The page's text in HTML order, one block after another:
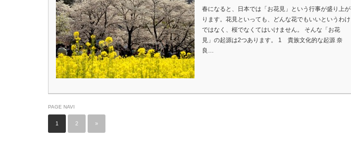
春になると、日本では「お花見」という行事が盛り上が
ります。花見といっても、どんな花でもいいというわけ
ではなく、桜でなくてはいけません。 そんな「お花
見」の起源は2つあります。 1 貴族文化的な起源 奈
良…
PAGE NAVI
1 2 »